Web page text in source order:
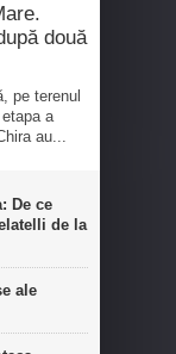
două
pe terenul
a
au...
De ce
de la
ale